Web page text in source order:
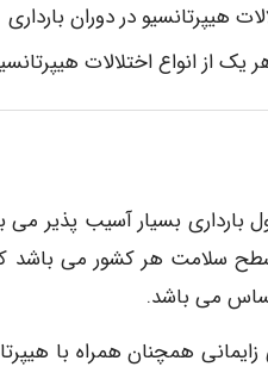
هیپرتانسیو در دوران بارداری
یک از انواع اختلالات
بارداری بسیار آسیب پذیر می
سطح سلامت هر کشور می باشد
می باشد.
زایمانی همچنان همراه با